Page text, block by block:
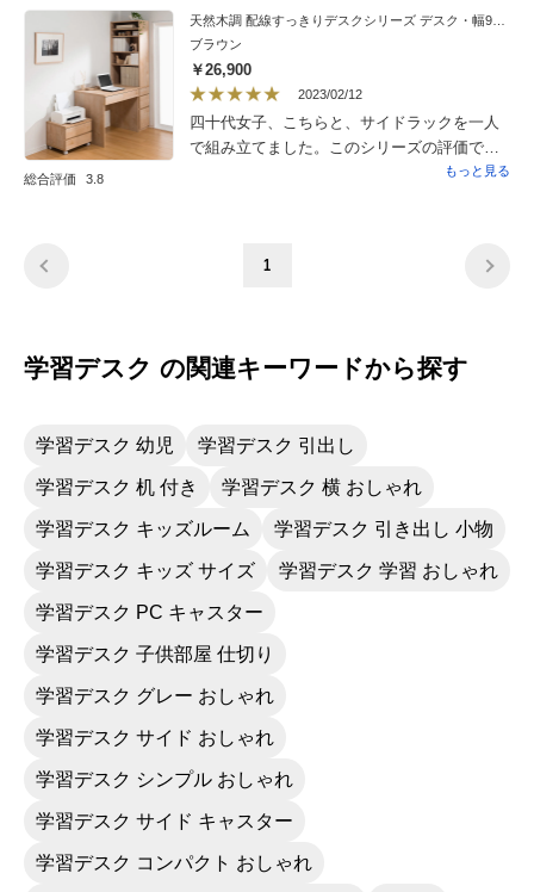
総合評価 3.8
天然木調 配線すっきりデスクシリーズ デスク・幅90奥行60cm
ブラウン
￥26,900
2023/02/12
四十代女子、こちらと、サイドラックを一人
で組み立てました。このシリーズの評価で言
われてる通り説明書が親切ではなくダボの接
立てるのは、かなりおススメできません。で
の条件に当てはまる収納優秀なデスクとサイ
もっと見る
1
学習デスク の関連キーワードから探す
学習デスク 幼児 学習デスク 引出し
学習デスク 机 付き 学習デスク 横 おしゃれ
学習デスク キッズルーム 学習デスク 引き出し 小物
学習デスク キッズ サイズ 学習デスク 学習 おしゃれ
学習デスク PC キャスター
学習デスク 子供部屋 仕切り
学習デスク グレー おしゃれ
学習デスク サイド おしゃれ
学習デスク シンプル おしゃれ
学習デスク サイド キャスター
学習デスク コンパクト おしゃれ